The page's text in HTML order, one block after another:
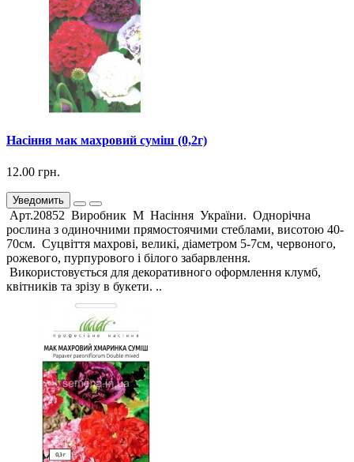
Насіння мак махровий суміш (0,2г)
12.00 грн.
Уведомить
Арт.20852 Виробник М Насіння України. Однорічна
рослина з одиночними прямостоячими стеблами, висотою 40-
70см. Суцвіття махрові, великі, діаметром 5-7см, червоного,
рожевого, пурпурового і білого забарвлення.
Використовується для декоративного оформлення клумб,
квітників та зрізу в букети. ..